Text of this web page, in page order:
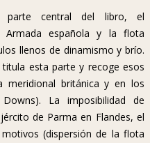
parte central del libro, el
Armada española y la flota
llenos de dinamismo y brío.
esta parte y recoge esos
británica y en los
La imposibilidad de
de Parma en Flandes, el
(dispersión de la flota